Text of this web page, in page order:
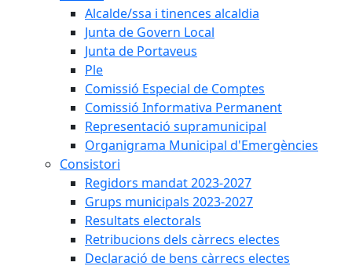
Alcalde/ssa i tinences alcaldia
Junta de Govern Local
Junta de Portaveus
Ple
Comissió Especial de Comptes
Comissió Informativa Permanent
Representació supramunicipal
Organigrama Municipal d'Emergències
Consistori
Regidors mandat 2023-2027
Grups municipals 2023-2027
Resultats electorals
Retribucions dels càrrecs electes
Declaració de bens càrrecs electes